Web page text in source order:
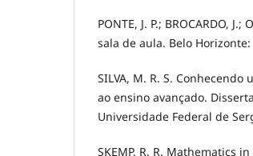
PONTE, J. P.; BROCARDO,
sala de aula. Belo
SILVA, M. R. S.
ao ensino avançado.
Universidade Federal de
SKEMP, R. R. Mathematics